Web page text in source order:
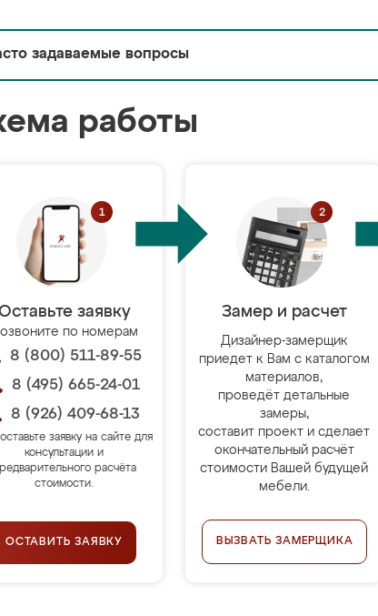
задаваемые вопросы
работы
заявку
по номерам
8 (800) 511-89-55
8 (495) 665-24-01
8 (926) 409-68-13
заявку на сайте для
консультации и
расчёта
стоимости.
ОСТАВИТЬ ЗАЯВКУ
Замер и расчет
Дизайнер-замерщик
приедет к Вам с каталогом
материалов,
проведёт детальные
замеры,
составит проект и сделает
окончательный расчёт
стоимости Вашей будущей
мебели.
ВЫЗВАТЬ ЗАМЕРЩИКА